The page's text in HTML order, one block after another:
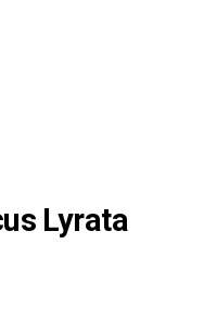
Lyrata